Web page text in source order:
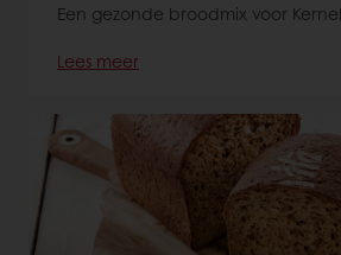
Een gezonde broodmix voor
Lees meer